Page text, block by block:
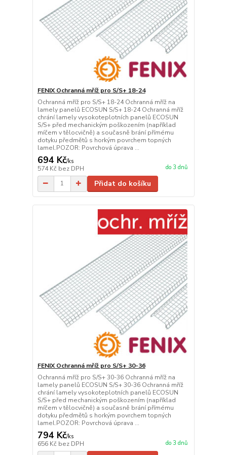
FENIX Ochranná mříž pro S/S+ 18-24
Ochranná mříž pro S/S+ 18-24 Ochranná mříž na
lamely panelů ECOSUN S/S+ 18-24 Ochranná mříž
chrání lamely vysokoteplotních panelů ECOSUN
S/S+ před mechanickým poškozením (například
míčem v tělocvičně) a současně brání přímému
dotyku předmětů s horkým povrchem topných
lamel.POZOR: Povrchová úprava ...
694 Kč/ks
574 Kč bez DPH do 3 dnů
Přidat do košíku
FENIX Ochranná mříž pro S/S+ 30-36
Ochranná mříž pro S/S+ 30-36 Ochranná mříž na
lamely panelů ECOSUN S/S+ 30-36 Ochranná mříž
chrání lamely vysokoteplotních panelů ECOSUN
S/S+ před mechanickým poškozením (například
míčem v tělocvičně) a současně brání přímému
dotyku předmětů s horkým povrchem topných
lamel.POZOR: Povrchová úprava ...
794 Kč/ks
656 Kč bez DPH do 3 dnů